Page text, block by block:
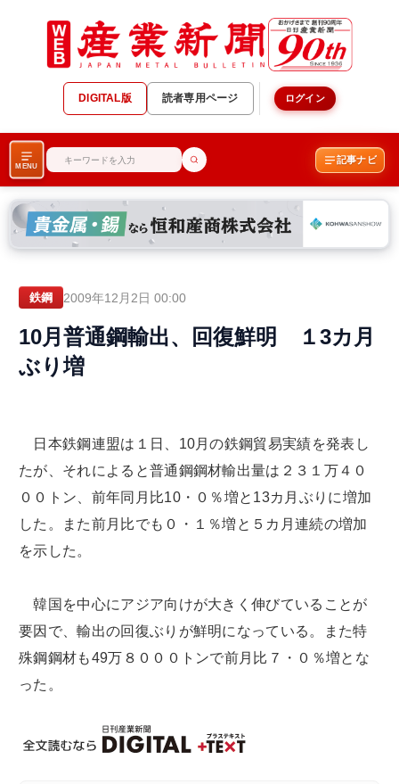
DIGITAL版 読者専用ページ ログイン
MENU
記事ナビ
鉄鋼 2009年12月2日 00:00
10月普通鋼輸出、回復鮮明 １3カ月
ぶり増
日本鉄鋼連盟は１日、10月の鉄鋼貿易実績を発表し
たが、それによると普通鋼鋼材輸出量は２３１万４０
００トン、前年同月比10・０％増と13カ月ぶりに増加
した。また前月比でも０・１％増と５カ月連続の増加
を示した。
韓国を中心にアジア向けが大きく伸びていることが
要因で、輸出の回復ぶりが鮮明になっている。また特
殊鋼鋼材も49万８０００トンで前月比７・０％増とな
った。